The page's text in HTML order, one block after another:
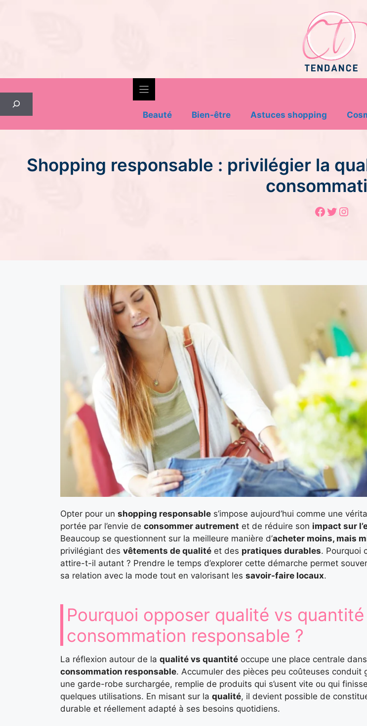
Beauté
Bien-être Astuces shopping
Shopping responsable : privilégier la
Facebook
Twitter
Opter pour un shopping responsable s’impose aujourd’hui comme une
portée par l’envie de consommer autrement et de réduire son impact sur
Beaucoup se questionnent sur la meilleure manière d’acheter moins, mais
privilégiant des vêtements de qualité et des pratiques durables. Pourquoi
attire-t-il autant ? Prendre le temps d’explorer cette démarche permet
sa relation avec la mode tout en valorisant les savoir-faire locaux.
Pourquoi opposer qualité vs
consommation responsable ?
La réflexion autour de la qualité vs quantité occupe une place centrale
consommation responsable. Accumuler des pièces peu coûteuses conduit
une garde-robe surchargée, remplie de produits qui s’usent vite ou qui
quelques utilisations. En misant sur la qualité, il devient possible de
durable et réellement adapté à ses besoins quotidiens.